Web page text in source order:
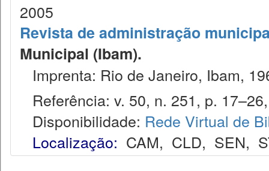
2005
Revista de administração
Municipal (Ibam).
Imprenta: Rio de Janeiro, Ibam,
Referência: v. 50, n. 251, p.
Disponibilidade: Rede Virtual de
Localização: CAM, CLD, SEN,